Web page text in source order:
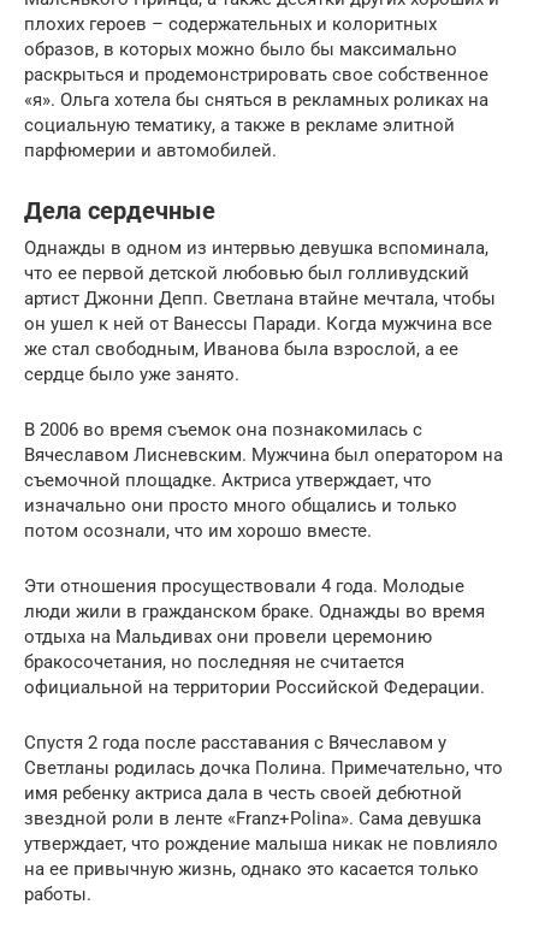
плохих героев – содержательных и колоритных
образов, в которых можно было бы максимально
раскрыться и продемонстрировать свое собственное
«я». Ольга хотела бы сняться в рекламных роликах на
социальную тематику, а также в рекламе элитной
парфюмерии и автомобилей.
Дела сердечные
Однажды в одном из интервью девушка вспоминала,
что ее первой детской любовью был голливудский
артист Джонни Депп. Светлана втайне мечтала, чтобы
он ушел к ней от Ванессы Паради. Когда мужчина все
же стал свободным, Иванова была взрослой, а ее
сердце было уже занято.
В 2006 во время съемок она познакомилась с
Вячеславом Лисневским. Мужчина был оператором на
съемочной площадке. Актриса утверждает, что
изначально они просто много общались и только
потом осознали, что им хорошо вместе.
Эти отношения просуществовали 4 года. Молодые
люди жили в гражданском браке. Однажды во время
отдыха на Мальдивах они провели церемонию
бракосочетания, но последняя не считается
официальной на территории Российской Федерации.
Спустя 2 года после расставания с Вячеславом у
Светланы родилась дочка Полина. Примечательно, что
имя ребенку актриса дала в честь своей дебютной
звездной роли в ленте «Franz+Polina». Сама девушка
утверждает, что рождение малыша никак не повлияло
на ее привычную жизнь, однако это касается только
работы.